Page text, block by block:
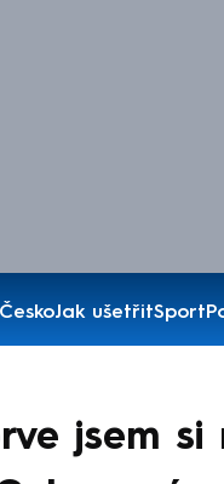
Jak ušetřitSport
jsem si